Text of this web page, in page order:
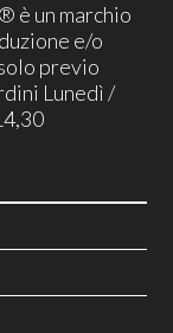
è un marchio
e/o
previo
Lunedì /